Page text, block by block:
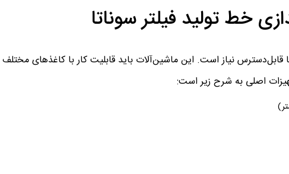
خط تولید فیلتر سوناتا
قابل‌دسترس نیاز است. این ماشین‌آلات باید قابلیت کار با کاغذهای
اصلی به شرح زیر است: